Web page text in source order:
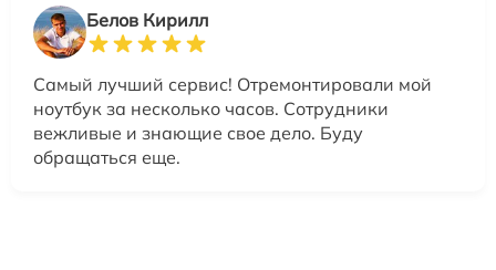
Белов Кирилл
Самый лучший сервис! Отремонтировали мой
ноутбук за несколько часов. Сотрудники
вежливые и знающие свое дело. Буду
обращаться еще.